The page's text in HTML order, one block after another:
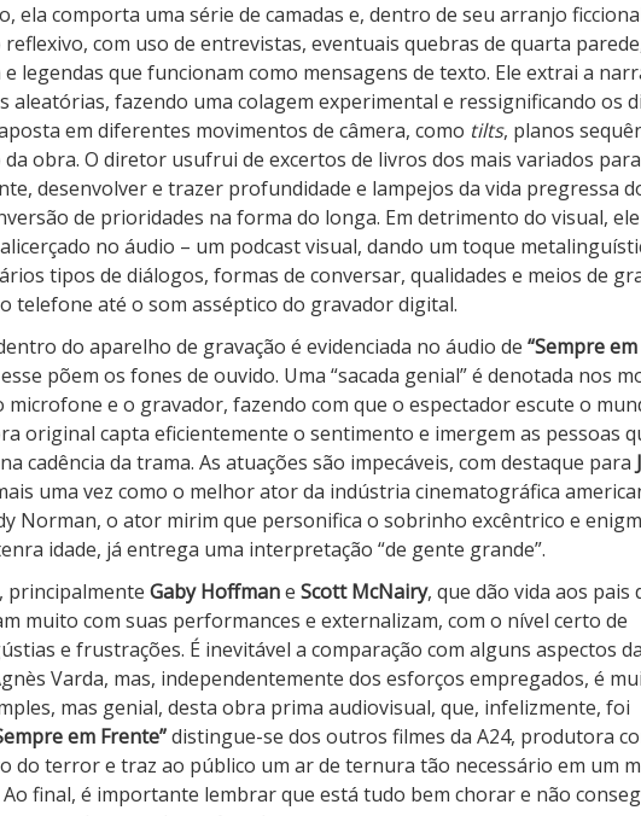
ela comporta uma série de camadas e, dentro de seu arranjo
com uso de entrevistas, eventuais quebras de quarta
legendas que funcionam como mensagens de texto. Ele extrai a
aleatórias, fazendo uma colagem experimental e ressignificando os
em diferentes movimentos de câmera, como tilts, planos
obra. O diretor usufrui de excertos de livros dos mais variados
desenvolver e trazer profundidade e lampejos da vida pregressa
de prioridades na forma do longa. Em detrimento do visual,
no áudio – um podcast visual, dando um toque
tipos de diálogos, formas de conversar, qualidades e meios de
telefone até o som asséptico do gravador digital.
do aparelho de gravação é evidenciada no áudio de “Sempre
põem os fones de ouvido. Uma “sacada genial” é denotada nos
microfone e o gravador, fazendo com que o espectador escute o
original capta eficientemente o sentimento e imergem as pessoas
cadência da trama. As atuações são impecáveis, com destaque para
uma vez como o melhor ator da indústria cinematográfica
Norman, o ator mirim que personifica o sobrinho excêntrico e
idade, já entrega uma interpretação “de gente grande”.
principalmente Gaby Hoffmane Scott McNairy, que dão vida aos pais
muito com suas performances e externalizam, com o nível certo de
e frustrações. É inevitável a comparação com alguns aspectos da
Varda, mas, independentemente dos esforços empregados, é
mas genial, desta obra prima audiovisual, que, infelizmente, foi
em Frente”distingue-se dos outros filmes da A24, produtora
do terror e traz ao público um ar de ternura tão necessário em um
final, é importante lembrar que está tudo bem chorar e não